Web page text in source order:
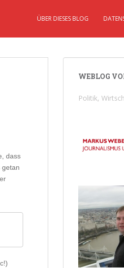
ÜBER DIESES BLOG
dass
getan
WEBLOG
Politik,